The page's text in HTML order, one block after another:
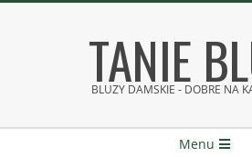
TANIE
BLUZY DAMSKIE - DOBRE NA
Menu